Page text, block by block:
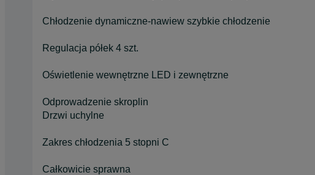
Chłodzenie dynamiczne-nawiew szybkie chłodzenie
Regulacja półek 4 szt.
Oświetlenie wewnętrzne LED i zewnętrzne
Odprowadzenie skroplin
Drzwi uchylne
Zakres chłodzenia 5 stopni C
Całkowicie sprawna